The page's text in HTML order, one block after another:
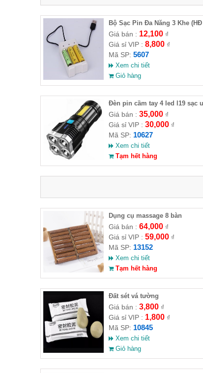
Bộ Sạc Pin Đa Năng 3 Khe (HĐ
Giá bán : 12,100₫
Giá sỉ VIP : 8,800₫
Mã SP: 5607
Xem chi tiết
Giỏ hàng
Đèn pin cầm tay 4 led l19 sạc
Giá bán : 35,000₫
Giá sỉ VIP : 30,000₫
Mã SP: 10627
Xem chi tiết
Tạm hết hàng
Dụng cụ massage 8 bàn
Giá bán : 64,000₫
Giá sỉ VIP : 59,000₫
Mã SP: 13152
Xem chi tiết
Tạm hết hàng
Đất sét vá tường
Giá bán : 3,800₫
Giá sỉ VIP : 1,800₫
Mã SP: 10845
Xem chi tiết
Giỏ hàng